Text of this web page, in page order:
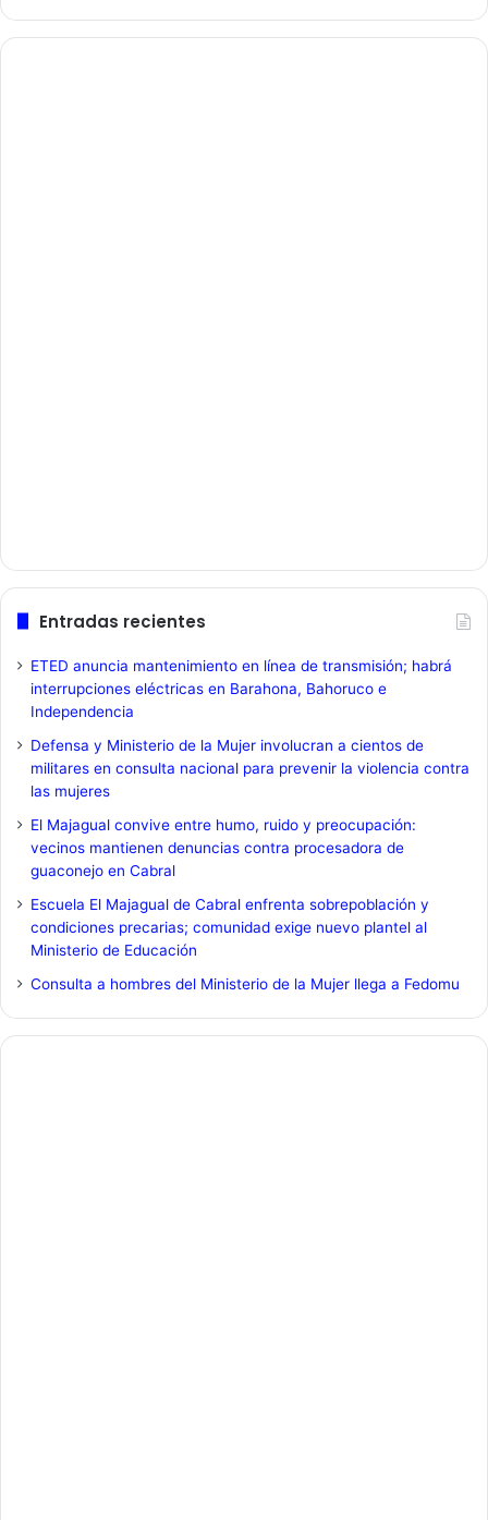
Entradas recientes
ETED anuncia mantenimiento en línea de transmisión; habrá
interrupciones eléctricas en Barahona, Bahoruco e
Independencia
Defensa y Ministerio de la Mujer involucran a cientos de
militares en consulta nacional para prevenir la violencia contra
las mujeres
El Majagual convive entre humo, ruido y preocupación:
vecinos mantienen denuncias contra procesadora de
guaconejo en Cabral
Escuela El Majagual de Cabral enfrenta sobrepoblación y
condiciones precarias; comunidad exige nuevo plantel al
Ministerio de Educación
Consulta a hombres del Ministerio de la Mujer llega a Fedomu